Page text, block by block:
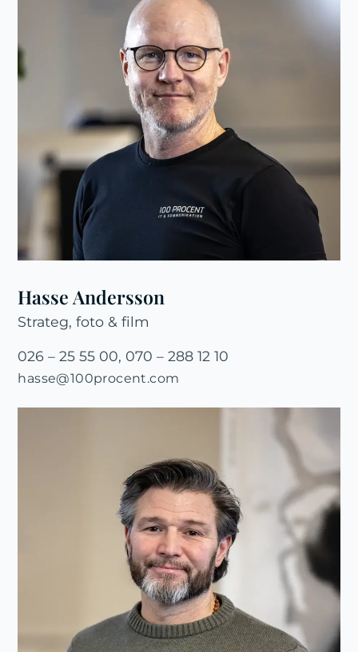
Hasse Andersson
Strateg, foto & film
026 – 25 55 00, 070 – 288 12 10
hasse@100procent.com